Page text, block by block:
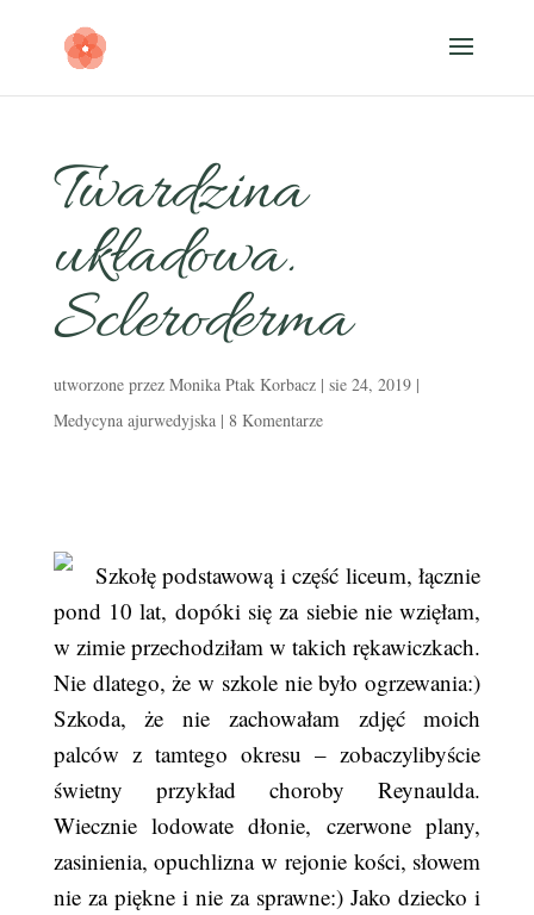
Twardzina
układowa.
Scleroderma
utworzone przez Monika Ptak Korbacz| sie 24, 2019|
Medycyna ajurwedyjska| 8 Komentarze
Szkołę podstawową i część liceum, łącznie
pond 10 lat, dopóki się za siebie nie wzięłam,
w zimie przechodziłam w takich rękawiczkach.
Nie dlatego, że w szkole nie było ogrzewania:)
Szkoda, że nie zachowałam zdjęć moich
palców z tamtego okresu – zobaczylibyście
świetny przykład choroby Reynaulda.
Wiecznie lodowate dłonie, czerwone plany,
zasinienia, opuchlizna w rejonie kości, słowem
nie za piękne i nie za sprawne:) Jako dziecko i